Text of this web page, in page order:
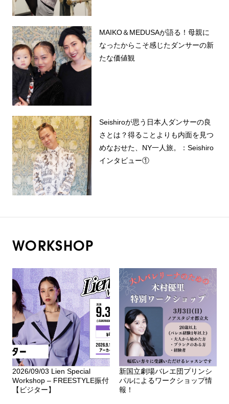
MAIKO＆MEDUSAが語る！母親に
なったからこそ感じたダンサーの新
たな価値観
Seishiroが思う日本人ダンサーの良
さとは？得ることよりも内面を見つ
めなおせた、NY一人旅。：Seishiro
インタビュー①
WORKSHOP
2026/09/03 Lien Special
Workshop – FREESTYLE振付
【ビジター】
新国立劇場バレエ団プリンシ
パルによるワークショップ情
報！